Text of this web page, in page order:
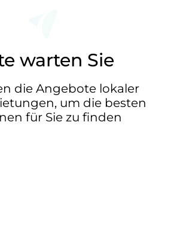
warten Sie
die Angebote lokaler
um die besten
für Sie zu finden